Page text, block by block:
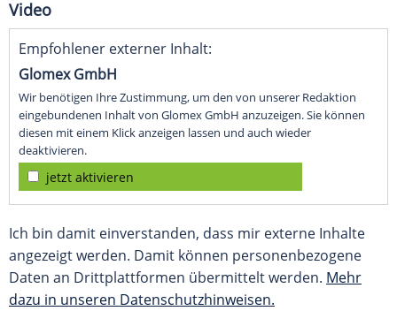
Video
Empfohlener externer Inhalt:
Glomex GmbH
Wir benötigen Ihre Zustimmung, um den von unserer Redaktion
eingebundenen Inhalt von Glomex GmbH anzuzeigen. Sie können
diesen mit einem Klick anzeigen lassen und auch wieder
deaktivieren.
jetzt aktivieren
Ich bin damit einverstanden, dass mir externe Inhalte
angezeigt werden. Damit können personenbezogene
Daten an Drittplattformen übermittelt werden. Mehr
dazu in unseren Datenschutzhinweisen.